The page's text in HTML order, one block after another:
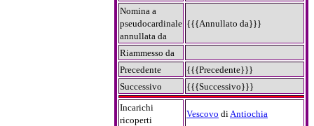
Nomina a
pseudocardinale
annullata da
{{{Annullato da}}}
Riammesso da
Precedente
{{{Precedente}}}
Successivo
{{{Successivo}}}
Incarichi
ricoperti
Vescovo diAntiochia